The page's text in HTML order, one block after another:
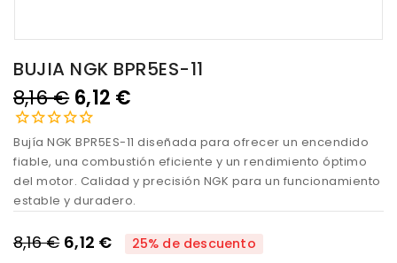
BUJIA NGK BPR5ES-11
8,16 € 6,12 €
Bujía NGK BPR5ES-11 diseñada para ofrecer un encendido
fiable, una combustión eficiente y un rendimiento óptimo
del motor. Calidad y precisión NGK para un funcionamiento
estable y duradero.
8,16 € 6,12 € 25% de descuento